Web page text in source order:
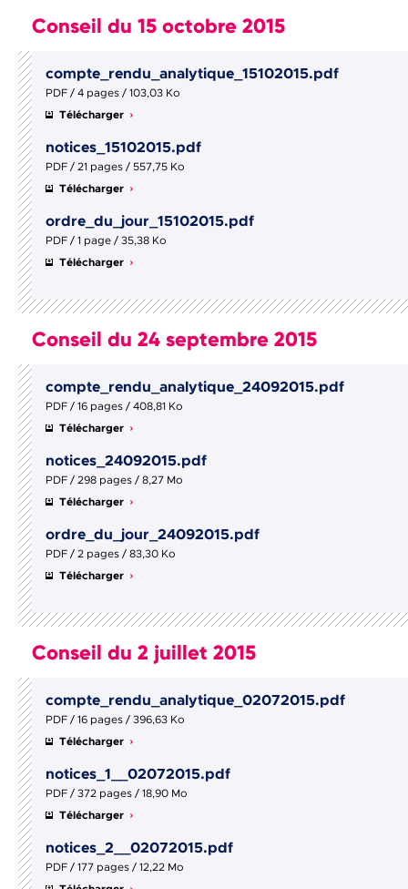
Conseil du 15 octobre 2015
compte_rendu_analytique_15102015.pdf
PDF / 4 pages / 103,03 Ko
Télécharger
notices_15102015.pdf
PDF / 21 pages / 557,75 Ko
Télécharger
ordre_du_jour_15102015.pdf
PDF / 1 page / 35,38 Ko
Télécharger
Conseil du 24 septembre 2015
compte_rendu_analytique_24092015.pdf
PDF / 16 pages / 408,81 Ko
Télécharger
notices_24092015.pdf
PDF / 298 pages / 8,27 Mo
Télécharger
ordre_du_jour_24092015.pdf
PDF / 2 pages / 83,30 Ko
Télécharger
Conseil du 2 juillet 2015
compte_rendu_analytique_02072015.pdf
PDF / 16 pages / 396,63 Ko
Télécharger
notices_1__02072015.pdf
PDF / 372 pages / 18,90 Mo
Télécharger
notices_2__02072015.pdf
PDF / 177 pages / 12,22 Mo